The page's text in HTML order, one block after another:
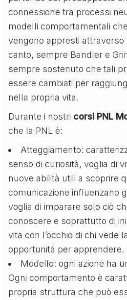
connessione tra processi
modelli comportamentali
vengono appresti attraverso
canto, sempre Bandler e
sempre sostenuto che tali
essere cambiati per
nella propria vita.
Durante i nostri corsi PNL
che la PNL è:
Atteggiamento:
senso di curiosità, voglia di
nuove abilità utili a scoprire
comunicazione influenzano
voglia di imparare solo ciò
conoscere e soprattutto di
vita con l’occhio di chi vede
opportunità per apprendere.
Modello: ogni azione ha
Ogni comportamento è
propria struttura che può